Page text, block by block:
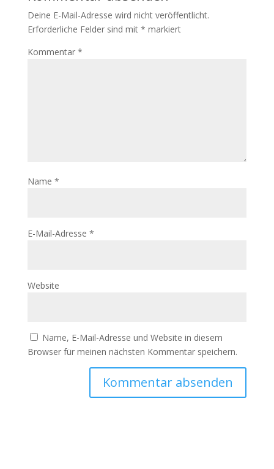
Deine E-Mail-Adresse wird nicht veröffentlicht.
Erforderliche Felder sind mit * markiert
Kommentar *
Name *
E-Mail-Adresse *
Website
Name, E-Mail-Adresse und Website in diesem
Browser für meinen nächsten Kommentar speichern.